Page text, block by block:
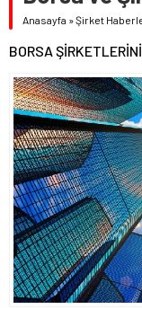
Anasayfa »Şirket
BORSA